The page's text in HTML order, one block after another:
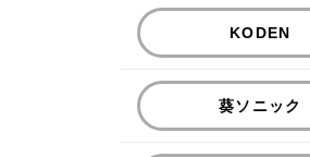
KODEN
葵ソニック